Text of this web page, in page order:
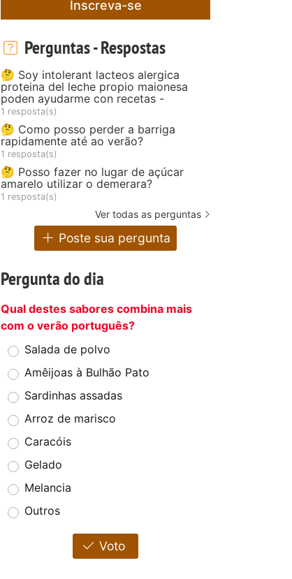
Inscreva-se
Perguntas - Respostas
🤔 Soy intolerant lacteos alergica
proteina del leche propio maionesa
poden ayudarme con recetas -
1 resposta(s)
🤔 Como posso perder a barriga
rapidamente até ao verão?
1 resposta(s)
🤔 Posso fazer no lugar de açúcar
amarelo utilizar o demerara?
1 resposta(s)
Ver todas as perguntas
Poste sua pergunta
Pergunta do dia
Qual destes sabores combina mais
com o verão português?
Salada de polvo
Amêijoas à Bulhão Pato
Sardinhas assadas
Arroz de marisco
Caracóis
Gelado
Melancia
Outros
Voto